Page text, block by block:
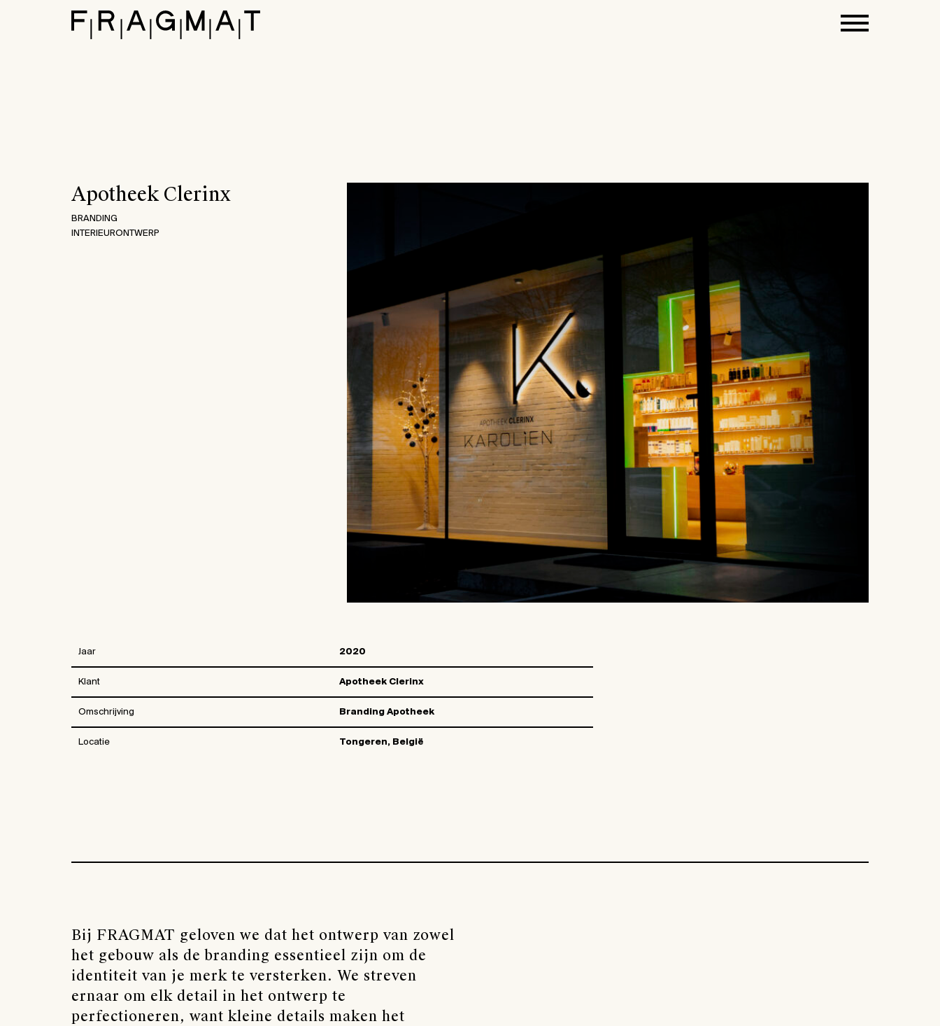
Apotheek Clerinx
BRANDING
INTERIEURONTWERP
Jaar 2020
Klant Apotheek Clerinx
Omschrijving Branding Apotheek
Locatie Tongeren, België
Bij FRAGMAT geloven we dat het ontwerp van zowel
het gebouw als de branding essentieel zijn om de
identiteit van je merk te versterken. We streven
ernaar om elk detail in het ontwerp te
perfectioneren, want kleine details maken het